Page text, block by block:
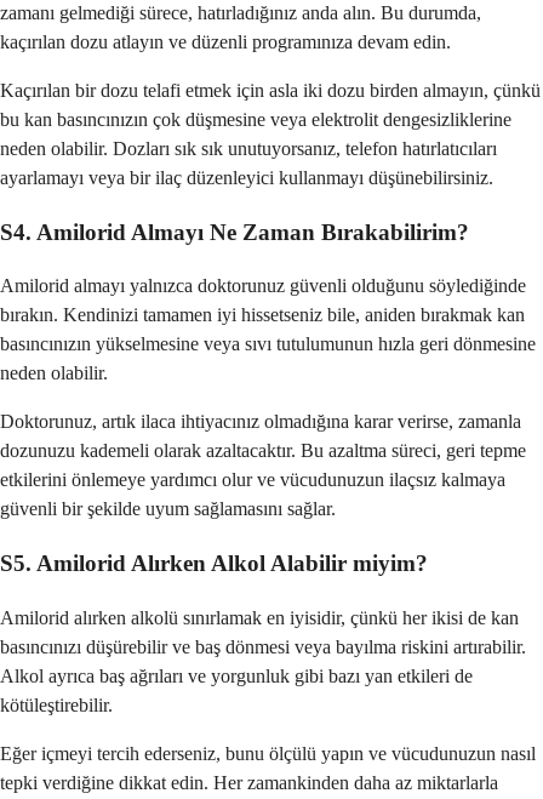
zamanı gelmediği sürece, hatırladığınız anda alın. Bu durumda,
kaçırılan dozu atlayın ve düzenli programınıza devam edin.
Kaçırılan bir dozu telafi etmek için asla iki dozu birden almayın, çünkü
bu kan basıncınızın çok düşmesine veya elektrolit dengesizliklerine
neden olabilir. Dozları sık sık unutuyorsanız, telefon hatırlatıcıları
ayarlamayı veya bir ilaç düzenleyici kullanmayı düşünebilirsiniz.
S4. Amilorid Almayı Ne Zaman Bırakabilirim?
Amilorid almayı yalnızca doktorunuz güvenli olduğunu söylediğinde
bırakın. Kendinizi tamamen iyi hissetseniz bile, aniden bırakmak kan
basıncınızın yükselmesine veya sıvı tutulumunun hızla geri dönmesine
neden olabilir.
Doktorunuz, artık ilaca ihtiyacınız olmadığına karar verirse, zamanla
dozunuzu kademeli olarak azaltacaktır. Bu azaltma süreci, geri tepme
etkilerini önlemeye yardımcı olur ve vücudunuzun ilaçsız kalmaya
güvenli bir şekilde uyum sağlamasını sağlar.
S5. Amilorid Alırken Alkol Alabilir miyim?
Amilorid alırken alkolü sınırlamak en iyisidir, çünkü her ikisi de kan
basıncınızı düşürebilir ve baş dönmesi veya bayılma riskini artırabilir.
Alkol ayrıca baş ağrıları ve yorgunluk gibi bazı yan etkileri de
kötüleştirebilir.
Eğer içmeyi tercih ederseniz, bunu ölçülü yapın ve vücudunuzun nasıl
tepki verdiğine dikkat edin. Her zamankinden daha az miktarlarla